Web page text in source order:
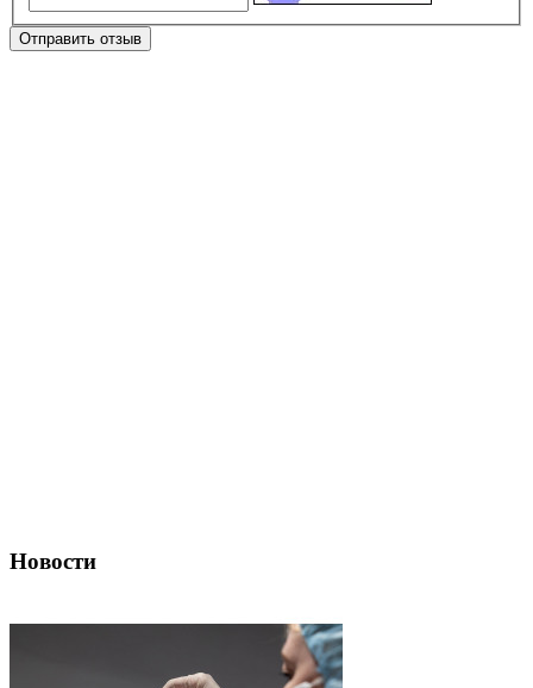
Отправить отзыв
Новости